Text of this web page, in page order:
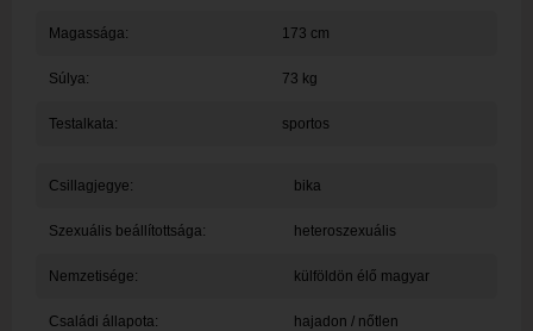
Magassága: 173 cm
Súlya: 73 kg
Testalkata: sportos
Csillagjegye: bika
Szexuális beállítottsága: heteroszexuális
Nemzetisége: külföldön élő magyar
Családi állapota: hajadon / nőtlen